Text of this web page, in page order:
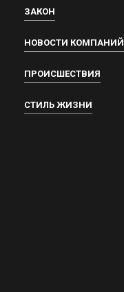
ЗАКОН
НОВОСТИ КОМПАНИЙ
ПРОИСШЕСТВИЯ
СТИЛЬ ЖИЗНИ